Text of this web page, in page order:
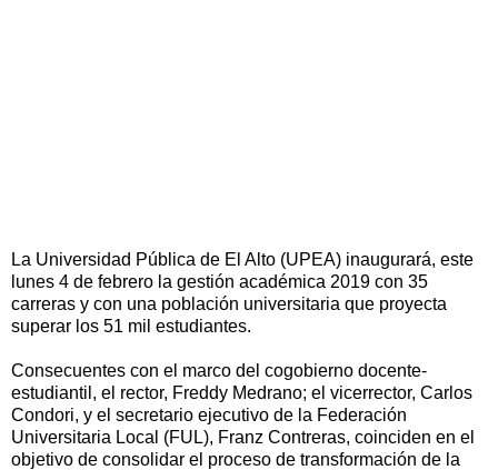
La Universidad Pública de El Alto (UPEA) inaugurará, este
lunes 4 de febrero la gestión académica 2019 con 35
carreras y con una población universitaria que proyecta
superar los 51 mil estudiantes.
Consecuentes con el marco del cogobierno docente-
estudiantil, el rector, Freddy Medrano; el vicerrector, Carlos
Condori, y el secretario ejecutivo de la Federación
Universitaria Local (FUL), Franz Contreras, coinciden en el
objetivo de consolidar el proceso de transformación de la